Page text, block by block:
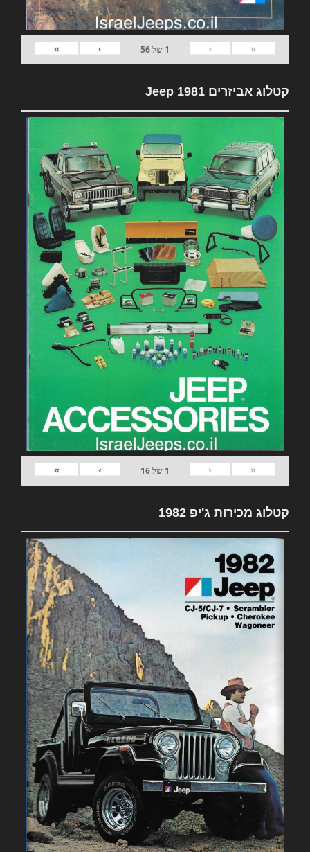
«
‹
1 של56
›
»
קטלוג אביזרים 1981 Jeep
«
‹
1 של16
›
»
קטלוג מכירות ג'יפ 1982